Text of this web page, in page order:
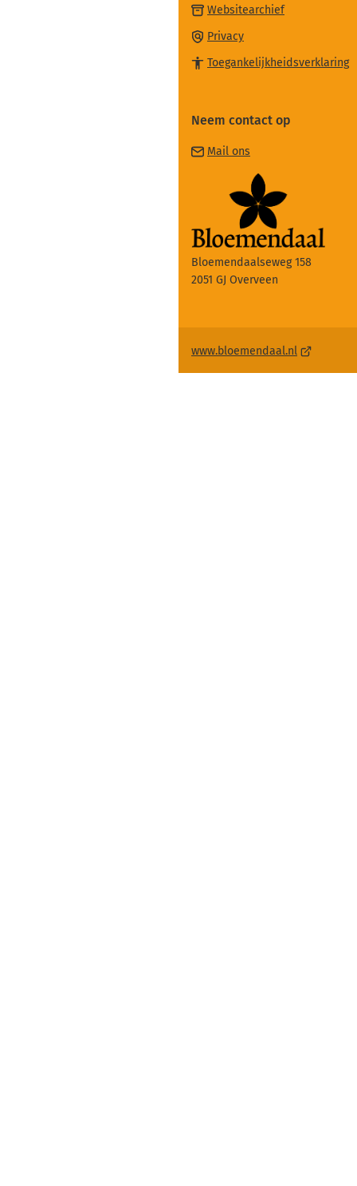
Websitearchief(Verwijst
externe
Privacy
Toegankelijkheidsverklaring
Neem contact op
Mail ons
naar
een
e-
mailadres)
Bloemendaalseweg 158
2051 GJ Overveen
www.bloemendaal.nl (Verwijst